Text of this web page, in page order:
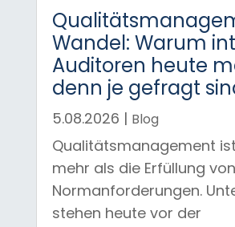
Wandel: Warum
Auditoren heute
denn je gefragt
5.08.2026 | Blog
Qualitätsmanagement
mehr als die Erfüllung von
Normanforderungen.
stehen heute vor der